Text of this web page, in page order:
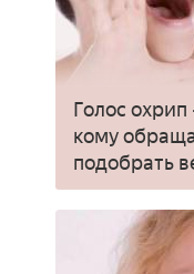
Голос охрип
кому
подобрать